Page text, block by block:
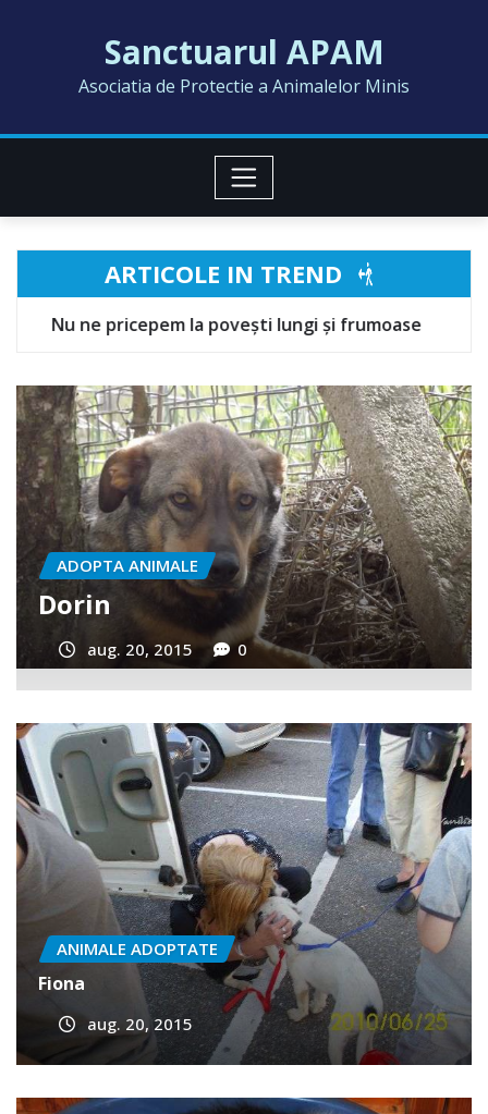
Sanctuarul APAM
Asociatia de Protectie a Animalelor Minis
ARTICOLE IN TREND
lungi și frumoase MELISSA
0
ADOPTA
Dan
aug. 20,
ANIMALE ADOPTATE
Fiona
aug. 20, 2015